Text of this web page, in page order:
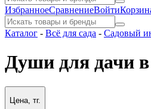
ИзбранноеСравнениеВойти
Каталог - Всё для сада - Садовый
Души для дачи
Цена, тг.